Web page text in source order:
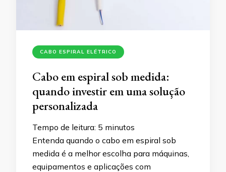
CABO ESPIRAL ELÉTRICO
Cabo em espiral sob medida:
quando investir em uma solução
personalizada
Tempo de leitura: 5 minutos
Entenda quando o cabo em espiral sob
medida é a melhor escolha para máquinas,
equipamentos e aplicações com